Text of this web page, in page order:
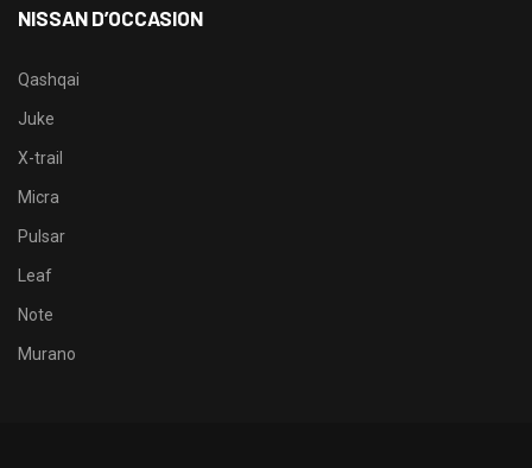
NISSAN D’OCCASION
Qashqai
Juke
X-trail
Micra
Pulsar
Leaf
Note
Murano